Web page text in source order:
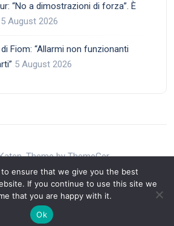
“No a dimostrazioni di forza”. È
5 August 2026
Fiom: “Allarmi non funzionanti
5 August 2026
Theme by ThemeGer.
Back to Top
to ensure that we give you the best
If you continue to use this site we
that you are happy with it.
Ok